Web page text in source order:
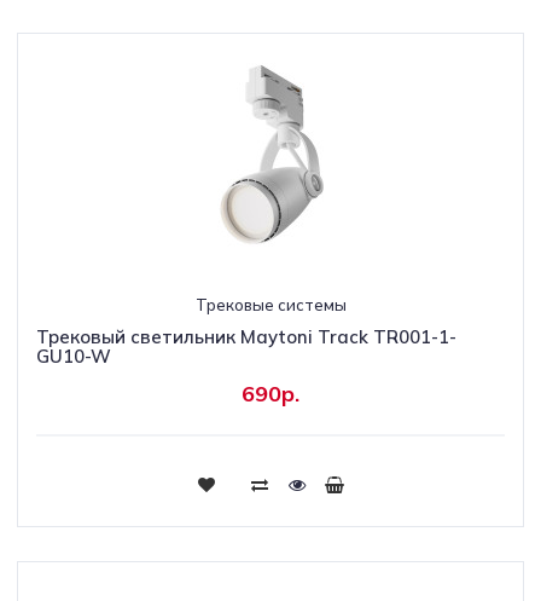
Трековые системы
Трековый светильник Maytoni Track TR001-1-
GU10-W
690р.